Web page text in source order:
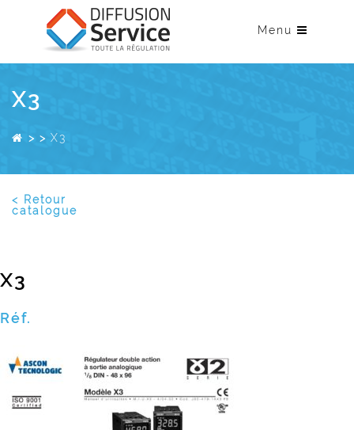
Menu
X3
> > X3
< Retour
catalogue
X3
Réf.